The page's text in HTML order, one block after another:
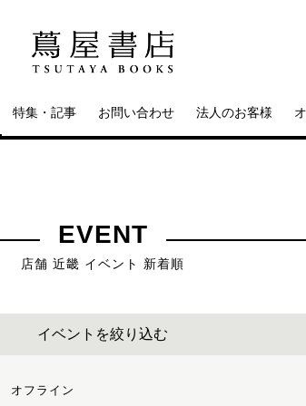
特集・記事 お問い合わせ 法人のお客様
EVENT
店舗 近畿 イベント 新着順
イベントを絞り込む
オフライン